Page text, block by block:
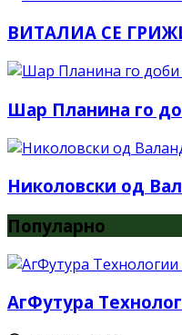
ВИТАЛИА СЕ
Шар Планина го
Николовски од
Популарно
АгФутура